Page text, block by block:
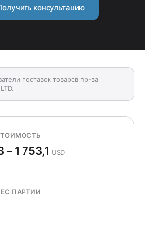
консультацию
поставок товаров пр-ва
– 1 753,1 USD
ПАРТИИ